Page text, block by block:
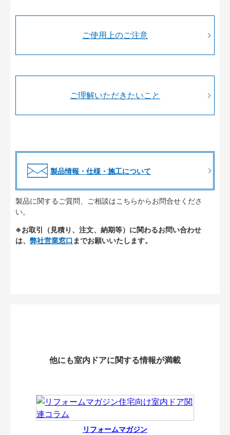
ご使用上のご注意
ご理解いただきたいこと
製品情報・仕様・施工について
製品に関するご質問、ご相談はこちらからお問合せくださ
い。
※お取引（見積り、注文、納期等）に関わるお問い合わせ
は、 弊社営業窓口 までお願いいたします。
他にも室内ドアに関する情報が満載
リフォームマガジン